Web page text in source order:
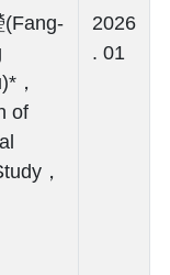
(Fang-
，
of
，
2026
. 01